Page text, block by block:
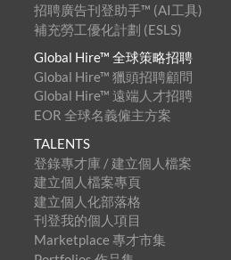
招聘廣告刊登助手™ (AI工具)
補充勞工優化計劃 (ESLS)
Global Hire™ 全球策略招聘
Global Hire™ 獵頭招聘顧問
Global Hire™ 遠端人才招聘
EOR 全球名義僱主方案
TALENTS
登錄專才庫 / 建立個人檔案
建立個人檔案專頁
建立個人化部落格
刊登我的個人項目
Marketplace 專才市集